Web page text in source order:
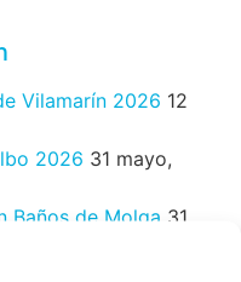
de Rock de